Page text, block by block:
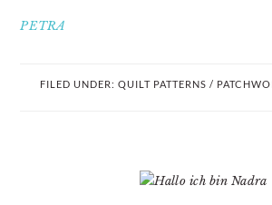
PETRA
FILED UNDER: QUILT PATTERNS /